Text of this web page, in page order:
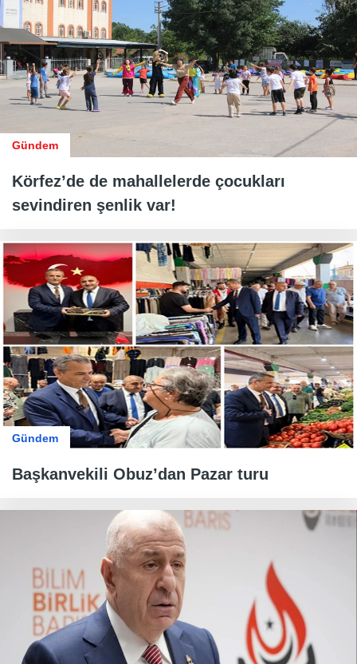
Gündem
Körfez’de de mahallelerde çocukları
sevindiren şenlik var!
Gündem
Başkanvekili Obuz’dan Pazar turu